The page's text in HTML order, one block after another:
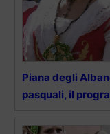
Piana degli
pasquali, il